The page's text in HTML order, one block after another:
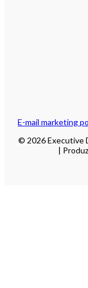
E-mail marketing
© 2026 Executive
|